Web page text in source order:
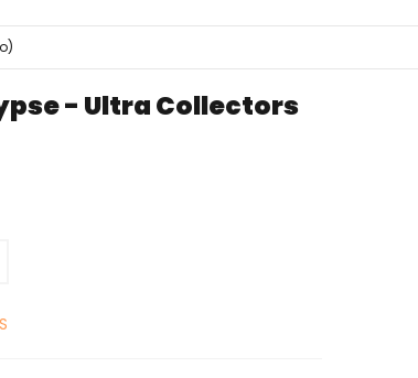
- Ultra Collectors